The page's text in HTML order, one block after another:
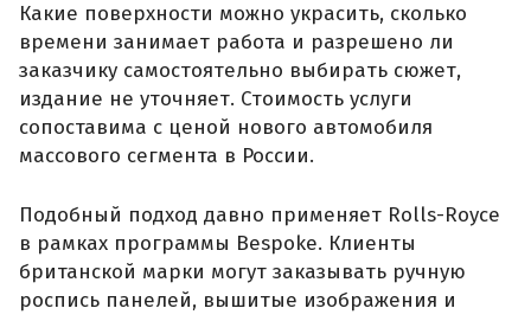
Какие поверхности можно украсить, сколько
времени занимает работа и разрешено ли
заказчику самостоятельно выбирать сюжет,
издание не уточняет. Стоимость услуги
сопоставима с ценой нового автомобиля
массового сегмента в России.
Подобный подход давно применяет Rolls-Royce
в рамках программы Bespoke. Клиенты
британской марки могут заказывать ручную
роспись панелей, вышитые изображения и